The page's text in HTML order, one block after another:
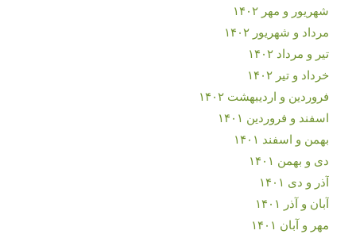
شهریور و مهر ۱۴۰۲
مرداد و شهریور ۱۴۰۲
تیر و مرداد ۱۴۰۲
خرداد و تیر ۱۴۰۲
فروردین و اردیبهشت ۱۴۰۲
اسفند و فروردین ۱۴۰۱
بهمن و اسفند ۱۴۰۱
دی و بهمن ۱۴۰۱
آذر و دی ۱۴۰۱
آبان و آذر ۱۴۰۱
مهر و آبان ۱۴۰۱